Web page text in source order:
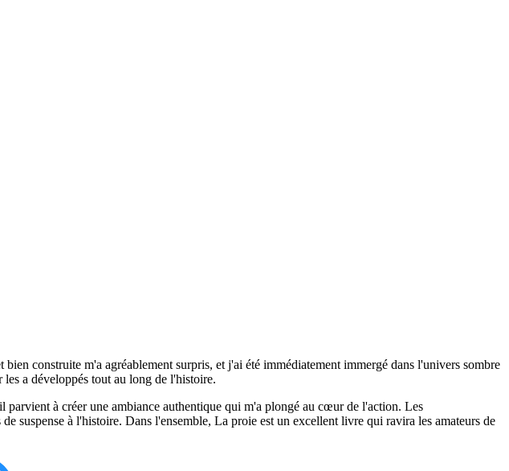
construite m'a agréablement surpris, et j'ai été immédiatement immergé dans l'univers sombre
a développés tout au long de l'histoire.
à créer une ambiance authentique qui m'a plongé au cœur de l'action. Les
suspense à l'histoire. Dans l'ensemble, La proie est un excellent livre qui ravira les amateurs de